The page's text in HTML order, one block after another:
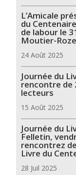
L’Amicale
du
de labour le
Moutier-
24 Août 2025
Journée du
rencontre de
lecteurs
15 Août 2025
Journée du
Felletin,
rencontrez
Livre du
28 Juil 2025